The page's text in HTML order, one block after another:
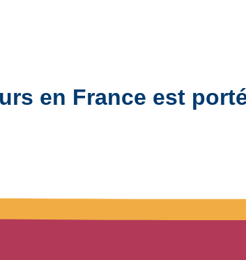
en France est